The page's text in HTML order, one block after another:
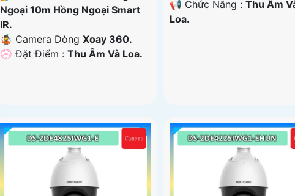
Ngoại 10m Hồng Ngoại Smart
IR.
🤹 Camera DòngXoay 360.
️💮 Đặt Điểm :Thu Âm Và Loa.
️📢 Chức Năng : Thu Âm
Loa.